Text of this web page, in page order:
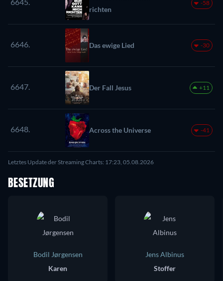
richten
-58
6646. Das ewige Lied -30
6647. Der Fall Jesus +11
6648. Across the Universe -41
Letztes Update der Streaming Charts: 17:23, 05.08.2026
BESETZUNG
Bodil Jørgensen
Karen
Jens Albinus
Stoffer